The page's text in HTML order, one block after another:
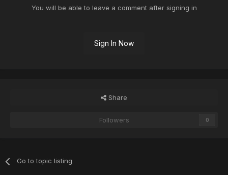
You will be able to leave a comment after signing in
Sign In Now
Share
Followers 0
Go to topic listing